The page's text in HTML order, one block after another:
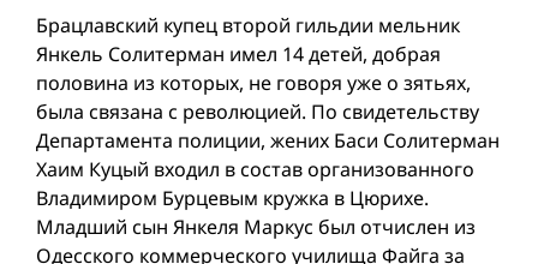
Брацлавский купец второй гильдии мельник
Янкель Солитерман имел 14 детей, добрая
половина из которых, не говоря уже о зятьях,
была связана с революцией. По свидетельству
Департамента полиции, жених Баси Солитерман
Хаим Куцый входил в состав организованного
Владимиром Бурцевым кружка в Цюрихе.
Младший сын Янкеля Маркус был отчислен из
Одесского коммерческого училища Файга за